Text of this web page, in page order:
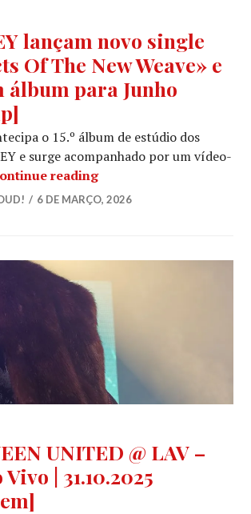
lançam novo single
Of The New Weave» e
álbum para Junho
o 15.º álbum de estúdio dos
e surge acompanhado por um vídeo-
readingEVERGREY lançam
6 DE MARÇO, 2026
UNITED @ LAV –
| 31.10.2025